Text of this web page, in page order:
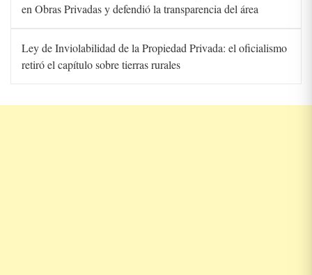
en Obras Privadas y defendió la transparencia del área
Ley de Inviolabilidad de la Propiedad Privada: el oficialismo
retiró el capítulo sobre tierras rurales